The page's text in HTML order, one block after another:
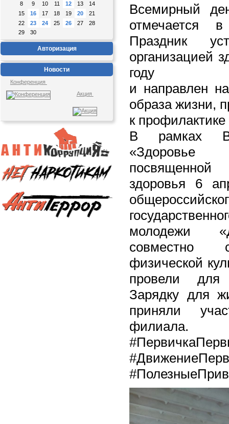
8
9 10 11 12 13
14
15
16 17 18 19 20
21
22
23 24 25 26 27
28
29
30
Авторизация
Новости
Конференция
Акция
Всемирный
отмечается
Праздник
организацией
году
и направлен
образа жизни,
к
В рамках
здоровья 6
молодежи
совместно
физической
провели для
Зарядку для
приняли
филиала.